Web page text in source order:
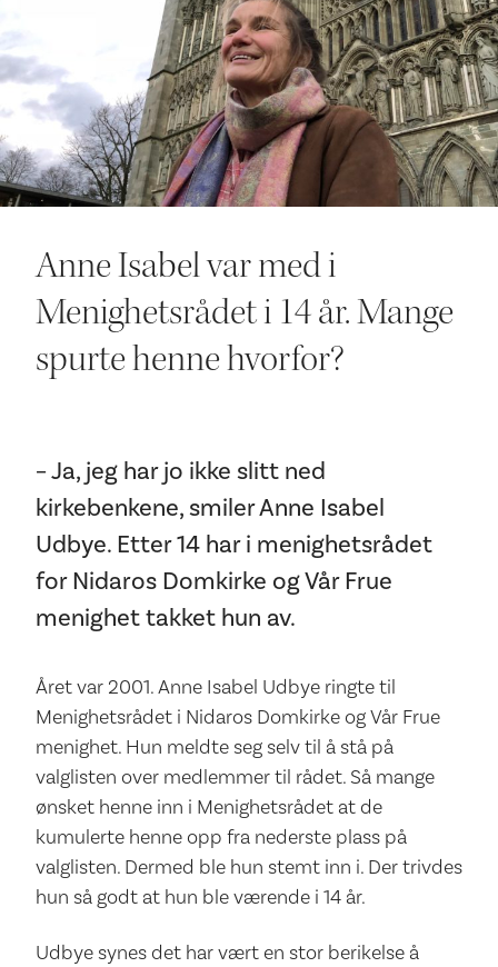
Ditt besøk
Anne Isabel var med i
Menighetsrådet i 14 år. Mange
spurte henne hvorfor?
– Ja, jeg har jo ikke slitt ned
kirkebenkene, smiler Anne Isabel
Udbye. Etter 14 har i menighetsrådet
for Nidaros Domkirke og Vår Frue
menighet takket hun av.
Året var 2001. Anne Isabel Udbye ringte til
Menighetsrådet i Nidaros Domkirke og Vår Frue
menighet. Hun meldte seg selv til å stå på
valglisten over medlemmer til rådet. Så mange
ønsket henne inn i Menighetsrådet at de
kumulerte henne opp fra nederste plass på
valglisten. Dermed ble hun stemt inn i. Der trivdes
hun så godt at hun ble værende i 14 år.
Udbye synes det har vært en stor berikelse å